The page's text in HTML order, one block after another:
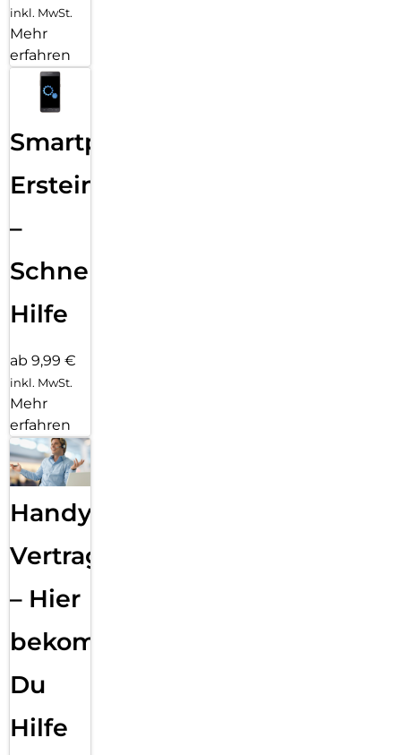
inkl. MwSt.
Mehr
erfahren
Smartphone
Ersteinrichtung
–
Schnelle
Hilfe
ab 9,99 €
inkl. MwSt.
Mehr
erfahren
Handy
Vertragsabwicklung
– Hier
bekommst
Du
Hilfe